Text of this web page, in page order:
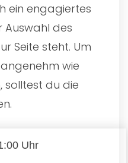
ein engagiertes
Auswahl des
Seite steht. Um
wie
solltest du die
Uhr